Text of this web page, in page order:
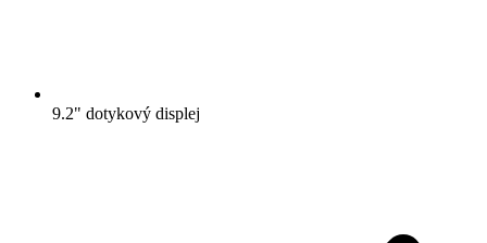
9.2" dotykový displej